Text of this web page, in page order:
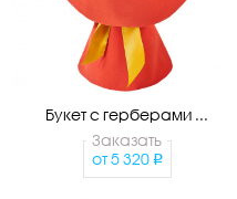
Букет с герберами ...
Заказать
от 5 320